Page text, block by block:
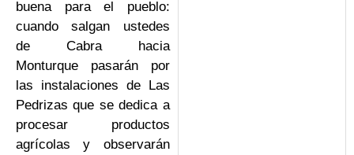
buena para el pueblo:
cuando salgan ustedes
de Cabra hacia
Monturque pasarán por
las instalaciones de Las
Pedrizas que se dedica a
procesar productos
agrícolas y observarán